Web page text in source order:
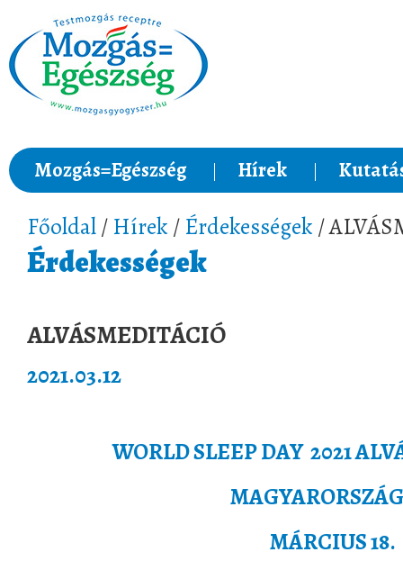
Mozgás=Egészség Hírek
Főoldal/ Hírek / Érdekességek /
Érdekességek
ALVÁSMEDITÁCIÓ
2021.03.12
WORLD SLEEP DAY 2021
MÁRCIUS 18.